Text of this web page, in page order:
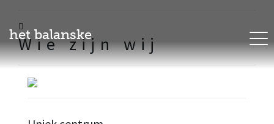
het balanske
Wie zijn wij